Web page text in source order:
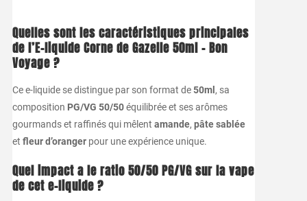
Quelles sont les caractéristiques principales
de l’E-liquide Corne de Gazelle 50ml – Bon
Voyage?
Ce e-liquide se distingue par son format de50ml , sa
composition PG/VG 50/50équilibrée et ses arômes
gourmands et raffinés qui mêlent amande, pâte sablée
et fleur d’orangerpour une expérience unique.
Quel impact a le ratio 50/50 PG/VGsur la vape
de cet e-liquide ?